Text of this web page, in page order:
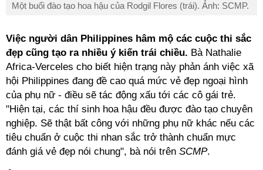
Một buổi đào tạo hoa hậu của Rodgil Flores (trái). Ảnh: SCMP.
Việc người dân Philippines hâm mộ các cuộc thi sắc
đẹp cũng tạo ra nhiều ý kiến trái chiều. Bà Nathalie
Africa-Verceles cho biết hiện trạng này phản ánh việc xã
hội Philippines đang đề cao quá mức vẻ đẹp ngoại hình
của phụ nữ - điều sẽ tác động xấu tới các cô gái trẻ.
"Hiện tại, các thí sinh hoa hậu đều được đào tạo chuyên
nghiệp. Sẽ thật bất công với những phụ nữ khác nếu các
tiêu chuẩn ở cuộc thi nhan sắc trở thành chuẩn mực
đánh giá vẻ đẹp nói chung", bà nói trên SCMP.